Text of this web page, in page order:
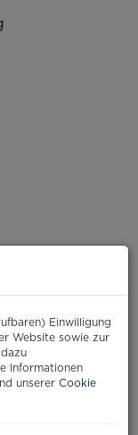
Einwilligung
Website sowie zur
Informationen
unserer Cookie